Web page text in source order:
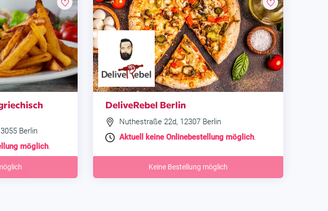
Berlin
möglich.
DeliveRebel Berlin
Nuthestraße 22d, 12307 Berlin
Aktuell keine Onlinebestellung möglich.
Keine Bestellung möglich